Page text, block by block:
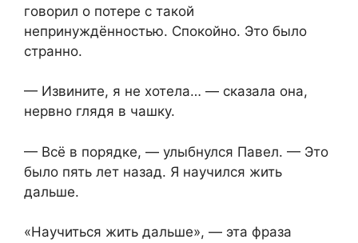
говорил о потере с такой
непринуждённостью. Спокойно. Это было
странно.
— Извините, я не хотела… — сказала она,
нервно глядя в чашку.
— Всё в порядке, — улыбнулся Павел. — Это
было пять лет назад. Я научился жить
дальше.
«Научиться жить дальше», — эта фраза